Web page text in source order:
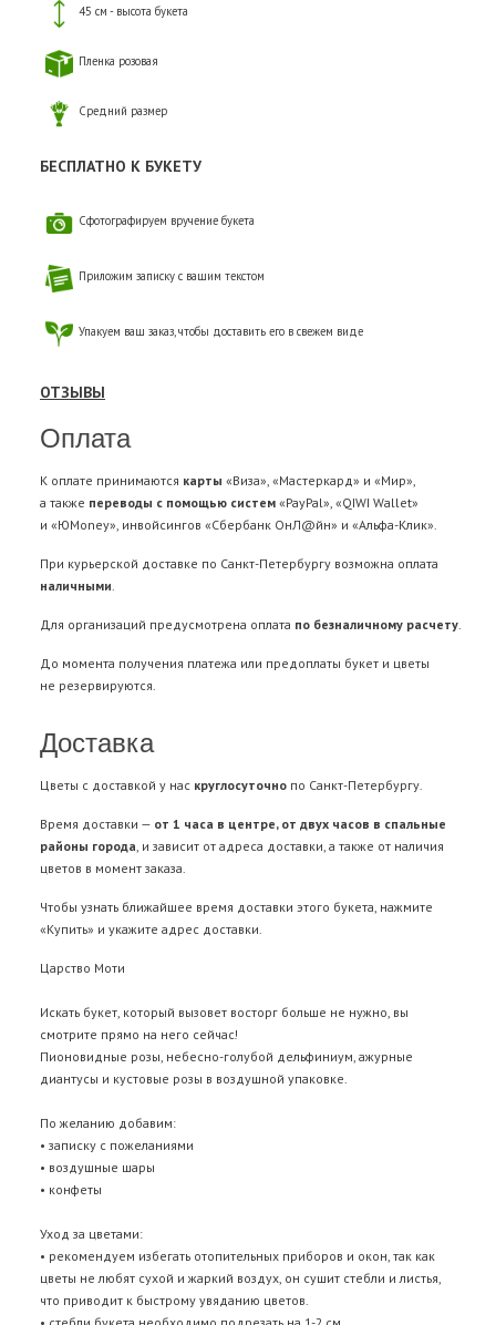
45 см - высота букета
Пленка розовая
Средний размер
БЕСПЛАТНО К БУКЕТУ
Сфотографируем вручение букета
Приложим записку с вашим текстом
Упакуем ваш заказ, чтобы доставить его в свежем виде
ОТЗЫВЫ
Оплата
К оплате принимаются карты «Виза», «Мастеркард» и «Мир»,
а также переводы с помощью систем «PayPal», «QIWI Wallet»
и «ЮMoney», инвойсингов «Сбербанк ОнЛ@йн» и «Альфа-Клик».
При курьерской доставке по Санкт-Петербургу возможна оплата
наличными.
Для организаций предусмотрена оплата по безналичному расчету.
До момента получения платежа или предоплаты букет и цветы
не резервируются.
Доставка
Цветы с доставкой у нас круглосуточно по Санкт-Петербургу.
Время доставки — от 1 часа в центре, от двух часов в спальные
районы города, и зависит от адреса доставки, а также от наличия
цветов в момент заказа.
Чтобы узнать ближайшее время доставки этого букета, нажмите
«Купить» и укажите адрес доставки.
Царство Моти
Искать букет, который вызовет восторг больше не нужно, вы
смотрите прямо на него сейчас!
Пионовидные розы, небесно-голубой дельфиниум, ажурные
диантусы и кустовые розы в воздушной упаковке.
По желанию добавим:
• записку с пожеланиями
• воздушные шары
• конфеты
Уход за цветами:
• рекомендуем избегать отопительных приборов и окон, так как
цветы не любят сухой и жаркий воздух, он сушит стебли и листья,
что приводит к быстрому увяданию цветов.